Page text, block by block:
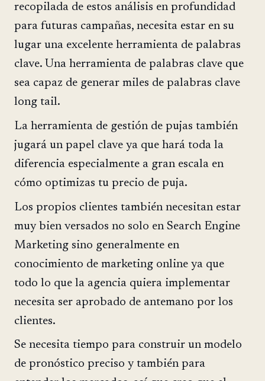
recopilada de estos análisis en profundidad
para futuras campañas, necesita estar en su
lugar una excelente herramienta de palabras
clave. Una herramienta de palabras clave que
sea capaz de generar miles de palabras clave
long tail.
La herramienta de gestión de pujas también
jugará un papel clave ya que hará toda la
diferencia especialmente a gran escala en
cómo optimizas tu precio de puja.
Los propios clientes también necesitan estar
muy bien versados no solo en Search Engine
Marketing sino generalmente en
conocimiento de marketing online ya que
todo lo que la agencia quiera implementar
necesita ser aprobado de antemano por los
clientes.
Se necesita tiempo para construir un modelo
de pronóstico preciso y también para